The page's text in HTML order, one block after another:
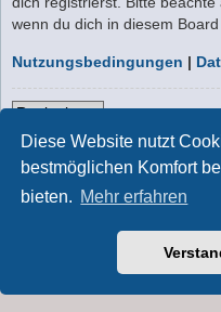
Diese Website nutzt
bestmöglichen Komfort
bieten. Mehr erfahren
wenn du dich in diesem
Nutzungsbedingungen |
Registrieren
Campers-World-Forum
Style developer byforum tricolor
Deutsche